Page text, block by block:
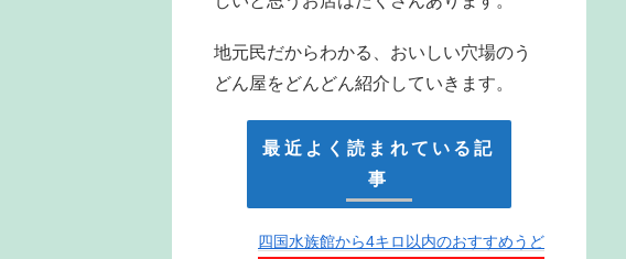
地元民だからわかる、おいしい穴場のう
どん屋をどんどん紹介していきます。
最近よく読まれている記
事
四国水族館から4キロ以内のおすすめうど